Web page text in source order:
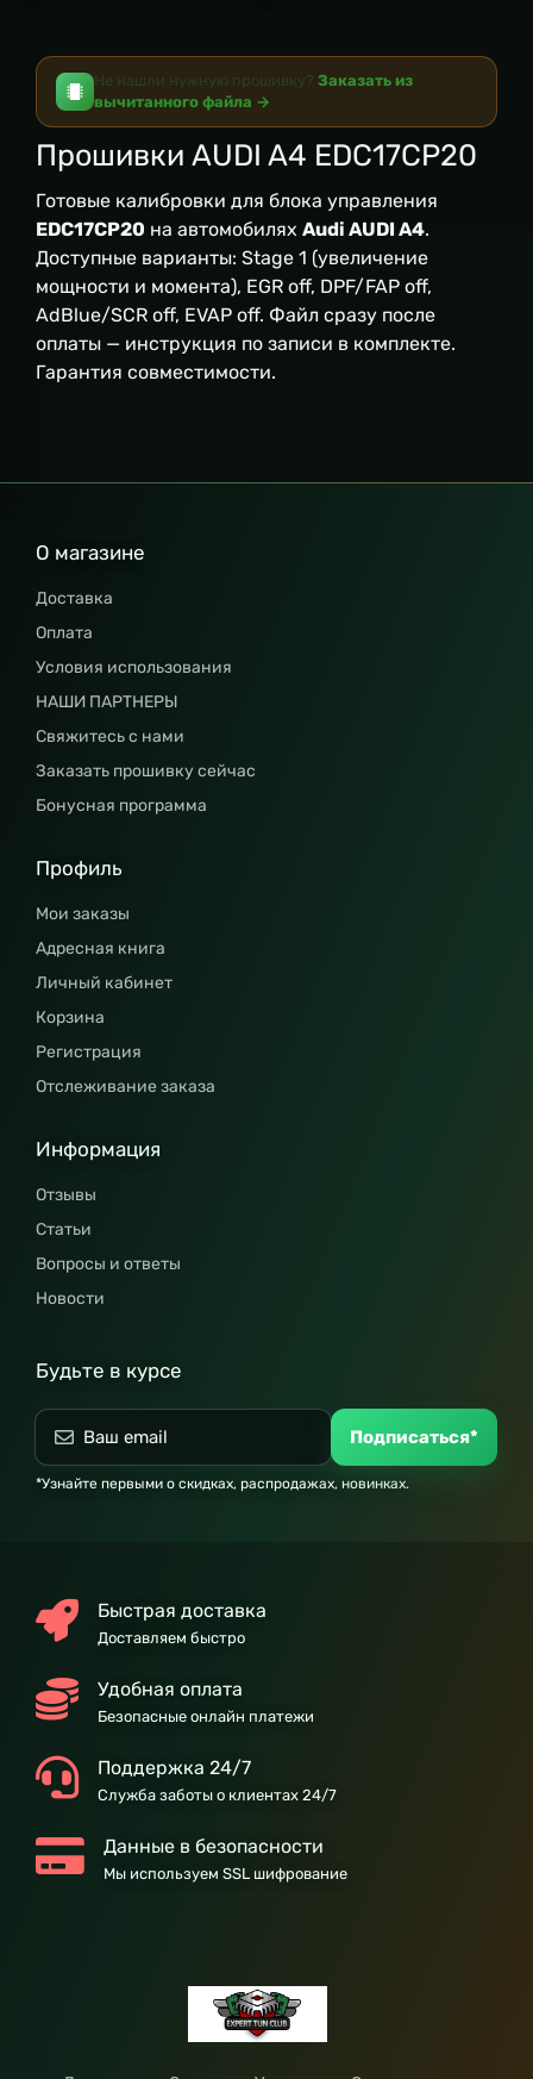
Не нашли нужную прошивку? Заказать из
вычитанного файла →
Прошивки AUDI A4 EDC17CP20
Готовые калибровки для блока управления
EDC17CP20 на автомобилях Audi AUDI A4.
Доступные варианты: Stage 1 (увеличение
мощности и момента), EGR off, DPF/FAP off,
AdBlue/SCR off, EVAP off. Файл сразу после
оплаты — инструкция по записи в комплекте.
Гарантия совместимости.
О магазине
Доставка
Оплата
Условия использования
НАШИ ПАРТНЕРЫ
Свяжитесь с нами
Заказать прошивку сейчас
Бонусная программа
Профиль
Мои заказы
Адресная книга
Личный кабинет
Корзина
Регистрация
Отслеживание заказа
Информация
Отзывы
Статьи
Вопросы и ответы
Новости
Будьте в курсе
Подписаться*
*Узнайте первыми о скидках, распродажах, новинках.
Быстрая доставка
Доставляем быстро
Удобная оплата
Безопасные онлайн платежи
Поддержка 24/7
Служба заботы о клиентах 24/7
Данные в безопасности
Мы используем SSL шифрование